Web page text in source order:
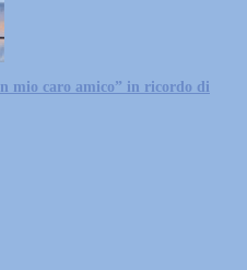
mio caro amico” in ricordo di